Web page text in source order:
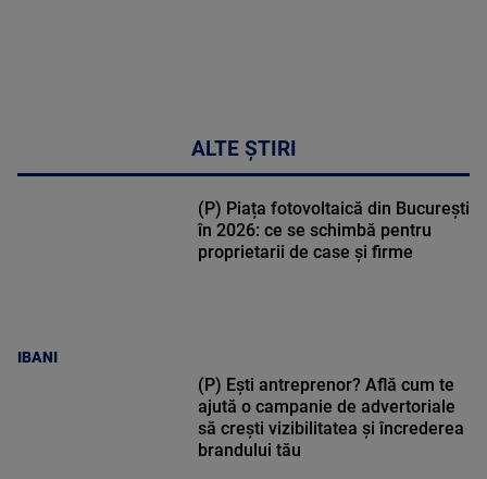
ALTE ȘTIRI
IBANI
(P) Piața fotovoltaică din București
în 2026: ce se schimbă pentru
proprietarii de case și firme
(P) Ești antreprenor? Află cum te
ajută o campanie de advertoriale
să crești vizibilitatea și încrederea
brandului tău